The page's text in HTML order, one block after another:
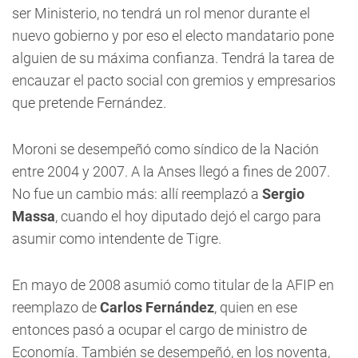
ser Ministerio, no tendrá un rol menor durante el
nuevo gobierno y por eso el electo mandatario pone
alguien de su máxima confianza. Tendrá la tarea de
encauzar el pacto social con gremios y empresarios
que pretende Fernández.
Moroni se desempeñó como síndico de la Nación
entre 2004 y 2007. A la Anses llegó a fines de 2007.
No fue un cambio más: allí reemplazó a Sergio
Massa, cuando el hoy diputado dejó el cargo para
asumir como intendente de Tigre.
En mayo de 2008 asumió como titular de la AFIP en
reemplazo deCarlos Fernández, quien en ese
entonces pasó a ocupar el cargo de ministro de
Economía. También se desempeñó, en los noventa,